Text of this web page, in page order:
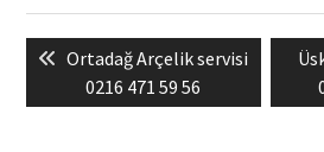
gezinmesi
Previous
post:
Ortadağ Arçelik servisi
0216 471 59 56